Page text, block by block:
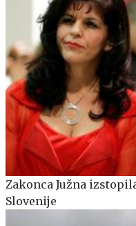
Zakonca Južna
Slovenije